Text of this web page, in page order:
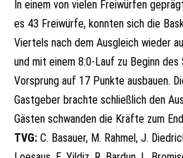
In einem von vielen Freiwürfen
es 43 Freiwürfe, konnten sich die
Viertels nach dem Ausgleich wieder
und mit einem 8:0-Lauf zu Beginn
Vorsprung auf 17 Punkte ausbauen.
Gastgeber brachte schließlich den
Gästen schwanden die Kräfte zum
TVG: C. Basauer, M. Rahmel, J.